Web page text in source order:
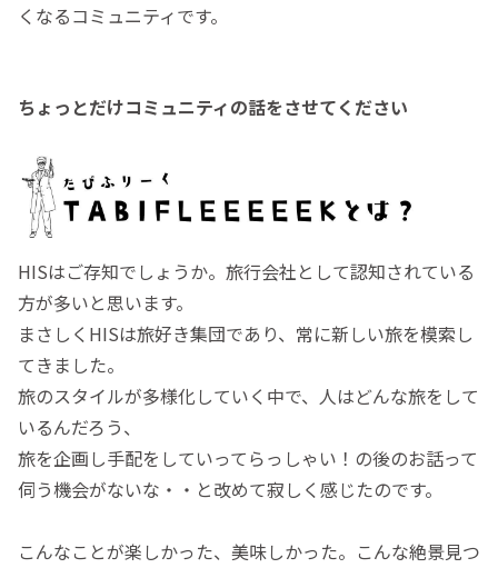
くなるコミュニティです。
ちょっとだけコミュニティの話をさせてください
HISはご存知でしょうか。旅行会社として認知されている
方が多いと思います。
まさしくHISは旅好き集団であり、常に新しい旅を模索し
てきました。
旅のスタイルが多様化していく中で、人はどんな旅をして
いるんだろう、
旅を企画し手配をしていってらっしゃい！の後のお話って
伺う機会がないな・・と改めて寂しく感じたのです。
こんなことが楽しかった、美味しかった。こんな絶景見つ